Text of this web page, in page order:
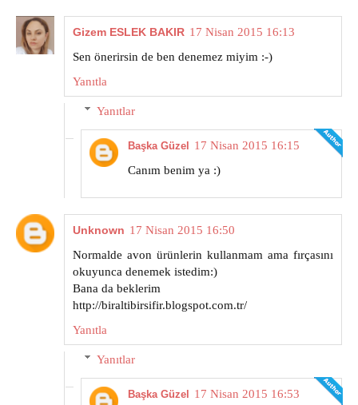
Gizem ESLEK BAKIR 17 Nisan 2015 16:13
Sen önerirsin de ben denemez miyim :-)
Yanıtla
Yanıtlar
Başka Güzel
17 Nisan 2015 16:15
Canım benim ya :)
Unknown 17 Nisan 2015 16:50
Normalde avon ürünlerin kullanmam ama fırçasını
okuyunca denemek istedim:)
Bana da beklerim
http://biraltibirsifir.blogspot.com.tr/
Yanıtla
Yanıtlar
Başka Güzel
17 Nisan 2015 16:53